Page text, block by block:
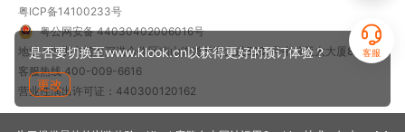
是否要切换至www.klook.cn以获得更好的预订体验？
更改
客服
粤ICP备14100233号
粤公网安备 44030402006016号
地址：深圳市前海深港合作区南山街道梦海大道5289号中粮亚太大厦801
客服热线 400-009-6616
营业性演出许可证：440300120162